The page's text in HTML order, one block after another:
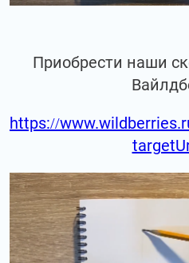
Приобрести наши
https://